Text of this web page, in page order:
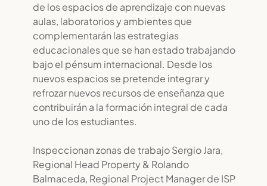
de los espacios de aprendizaje con nuevas
aulas, laboratorios y ambientes que
complementarán las estrategias
educacionales que se han estado trabajando
bajo el pénsum internacional. Desde los
nuevos espacios se pretende integrar y
refrozar nuevos recursos de enseñanza que
contribuirán a la formación integral de cada
uno de los estudiantes.
Inspeccionan zonas de trabajo Sergio Jara,
Regional Head Property & Rolando
Balmaceda, Regional Project Manager de ISP